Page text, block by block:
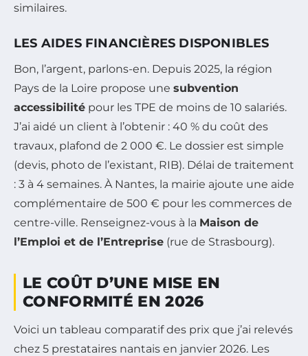
similaires.
LES AIDES FINANCIÈRES DISPONIBLES
Bon, l’argent, parlons-en. Depuis 2025, la région
Pays de la Loire propose une subvention
accessibilité pour les TPE de moins de 10 salariés.
J’ai aidé un client à l’obtenir : 40 % du coût des
travaux, plafond de 2 000 €. Le dossier est simple
(devis, photo de l’existant, RIB). Délai de traitement
: 3 à 4 semaines. À Nantes, la mairie ajoute une aide
complémentaire de 500 € pour les commerces de
centre-ville. Renseignez-vous à la Maison de
l’Emploi et de l’Entreprise (rue de Strasbourg).
LE COÛT D’UNE MISE EN
CONFORMITÉ EN 2026
Voici un tableau comparatif des prix que j’ai relevés
chez 5 prestataires nantais en janvier 2026. Les